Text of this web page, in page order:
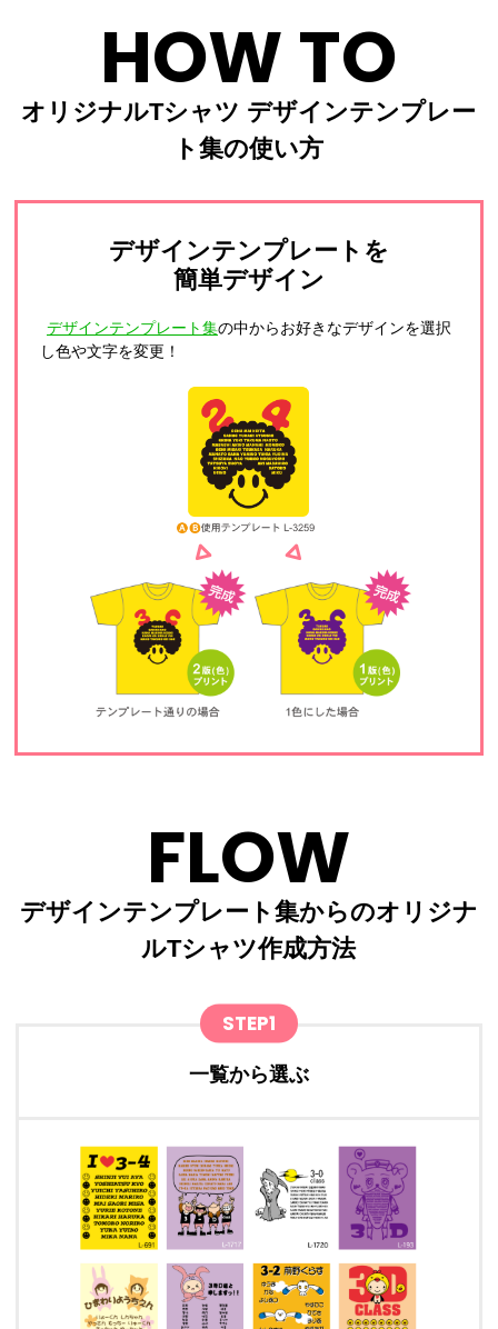
HOW TO
オリジナルTシャツ デザインテンプレー
ト集の使い方
デザインテンプレートを
簡単デザイン
デザインテンプレート集の中からお好きなデザインを選択
し色や文字を変更！
FLOW
デザインテンプレート集からのオリジナ
ルTシャツ作成方法
STEP1
一覧から選ぶ